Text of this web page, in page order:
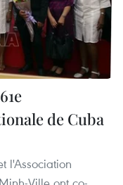
de Cuba
l'Association